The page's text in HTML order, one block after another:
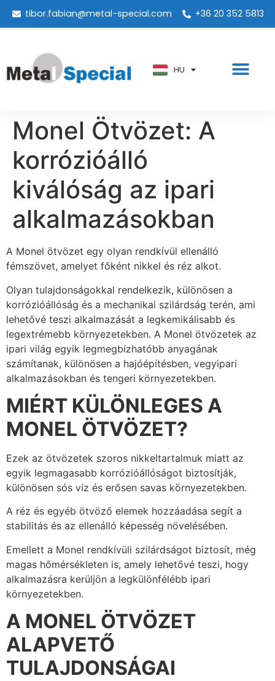
tibor.fabian@metal-special.com +36 20 352 5813
HU
PT
AR
Monel Ötvözet: A
korrózióálló
kiválóság az ipari
alkalmazásokban
A Monel ötvözet egy olyan rendkívül ellenálló
fémszövet, amelyet főként nikkel és réz alkot.
Olyan tulajdonságokkal rendelkezik, különösen a
korrózióállóság és a mechanikai szilárdság terén, ami
lehetővé teszi alkalmazását a legkemikálisabb és
legextrémebb környezetekben. A Monel ötvözetek az
ipari világ egyik legmegbízhatóbb anyagának
számítanak, különösen a hajóépítésben, vegyipari
alkalmazásokban és tengeri környezetekben.
MIÉRT KÜLÖNLEGES A
MONEL ÖTVÖZET?
Ezek az ötvözetek szoros nikkeltartalmuk miatt az
egyik legmagasabb korrózióállóságot biztosítják,
különösen sós víz és erősen savas környezetekben.
A réz és egyéb ötvöző elemek hozzáadása segít a
stabilitás és az ellenálló képesség növelésében.
Emellett a Monel rendkívüli szilárdságot biztosít, még
magas hőmérsékleten is, amely lehetővé teszi, hogy
alkalmazásra kerüljön a legkülönfélébb ipari
környezetekben.
A MONEL ÖTVÖZET
ALAPVETŐ
TULAJDONSÁGAI